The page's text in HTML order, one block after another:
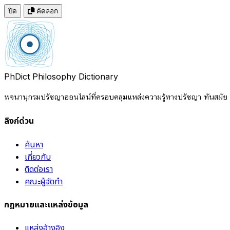
ปิด คัดลอก
PhDict Philosophy Dictionary
พจนานุกรมปรัชญาออนไลน์ที่ครอบคลุมแหล่งความรู้ทางปรัชญา ทันสมัย
ลิงก์ด่วน
ค้นหา
เกี่ยวกับ
ติดต่อเรา
คณะผู้จัดทำ
กฎหมายและแหล่งข้อมูล
แหล่งอ้างอิง